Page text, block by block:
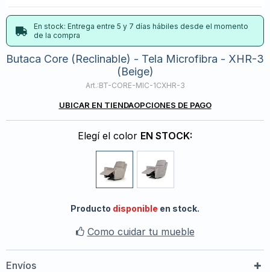
En stock: Entrega entre 5 y 7 días hábiles desde el momento
de la compra
Butaca Core (Reclinable) - Tela Microfibra - XHR-3
(Beige)
BT-CORE-MIC-1CXHR-3
UBICAR EN TIENDAOPCIONES DE PAGO
Elegí el color EN STOCK:
Producto disponible en stock.
Como cuidar tu mueble
Envíos